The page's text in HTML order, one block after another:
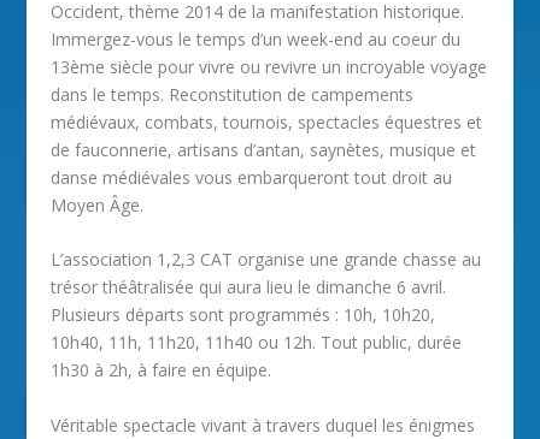
Occident, thème 2014 de la manifestation historique.
Immergez-vous le temps d’un week-end au coeur du
13ème siècle pour vivre ou revivre un incroyable voyage
dans le temps. Reconstitution de campements
médiévaux, combats, tournois, spectacles équestres et
de fauconnerie, artisans d’antan, saynètes, musique et
danse médiévales vous embarqueront tout droit au
Moyen Âge.
L’association 1,2,3 CAT organise une grande chasse au
trésor théâtralisée qui aura lieu le dimanche 6 avril.
Plusieurs départs sont programmés : 10h, 10h20,
10h40, 11h, 11h20, 11h40 ou 12h. Tout public, durée
1h30 à 2h, à faire en équipe.
Véritable spectacle vivant à travers duquel les énigmes